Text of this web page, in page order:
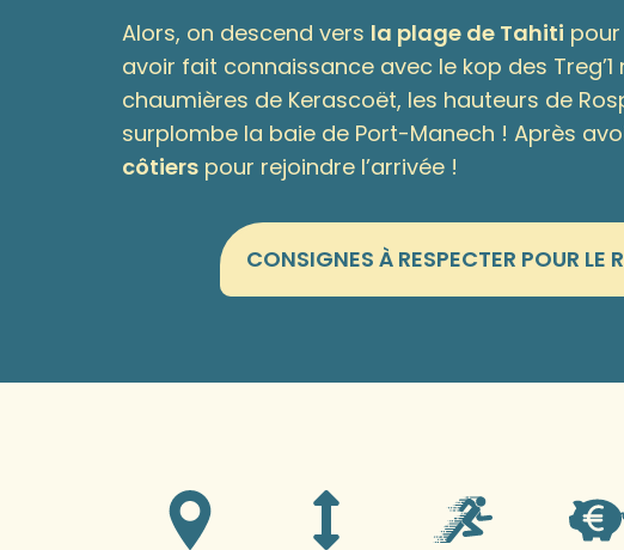
Alors, on descend vers la plage de Tahiti
avoir fait connaissance avec le kop des
chaumières de Kerascoët, les hauteurs de
surplombe la baie de Port-Manech ! Après
côtiers pour rejoindre l’arrivée !
CONSIGNES À RESPECTER POUR LE